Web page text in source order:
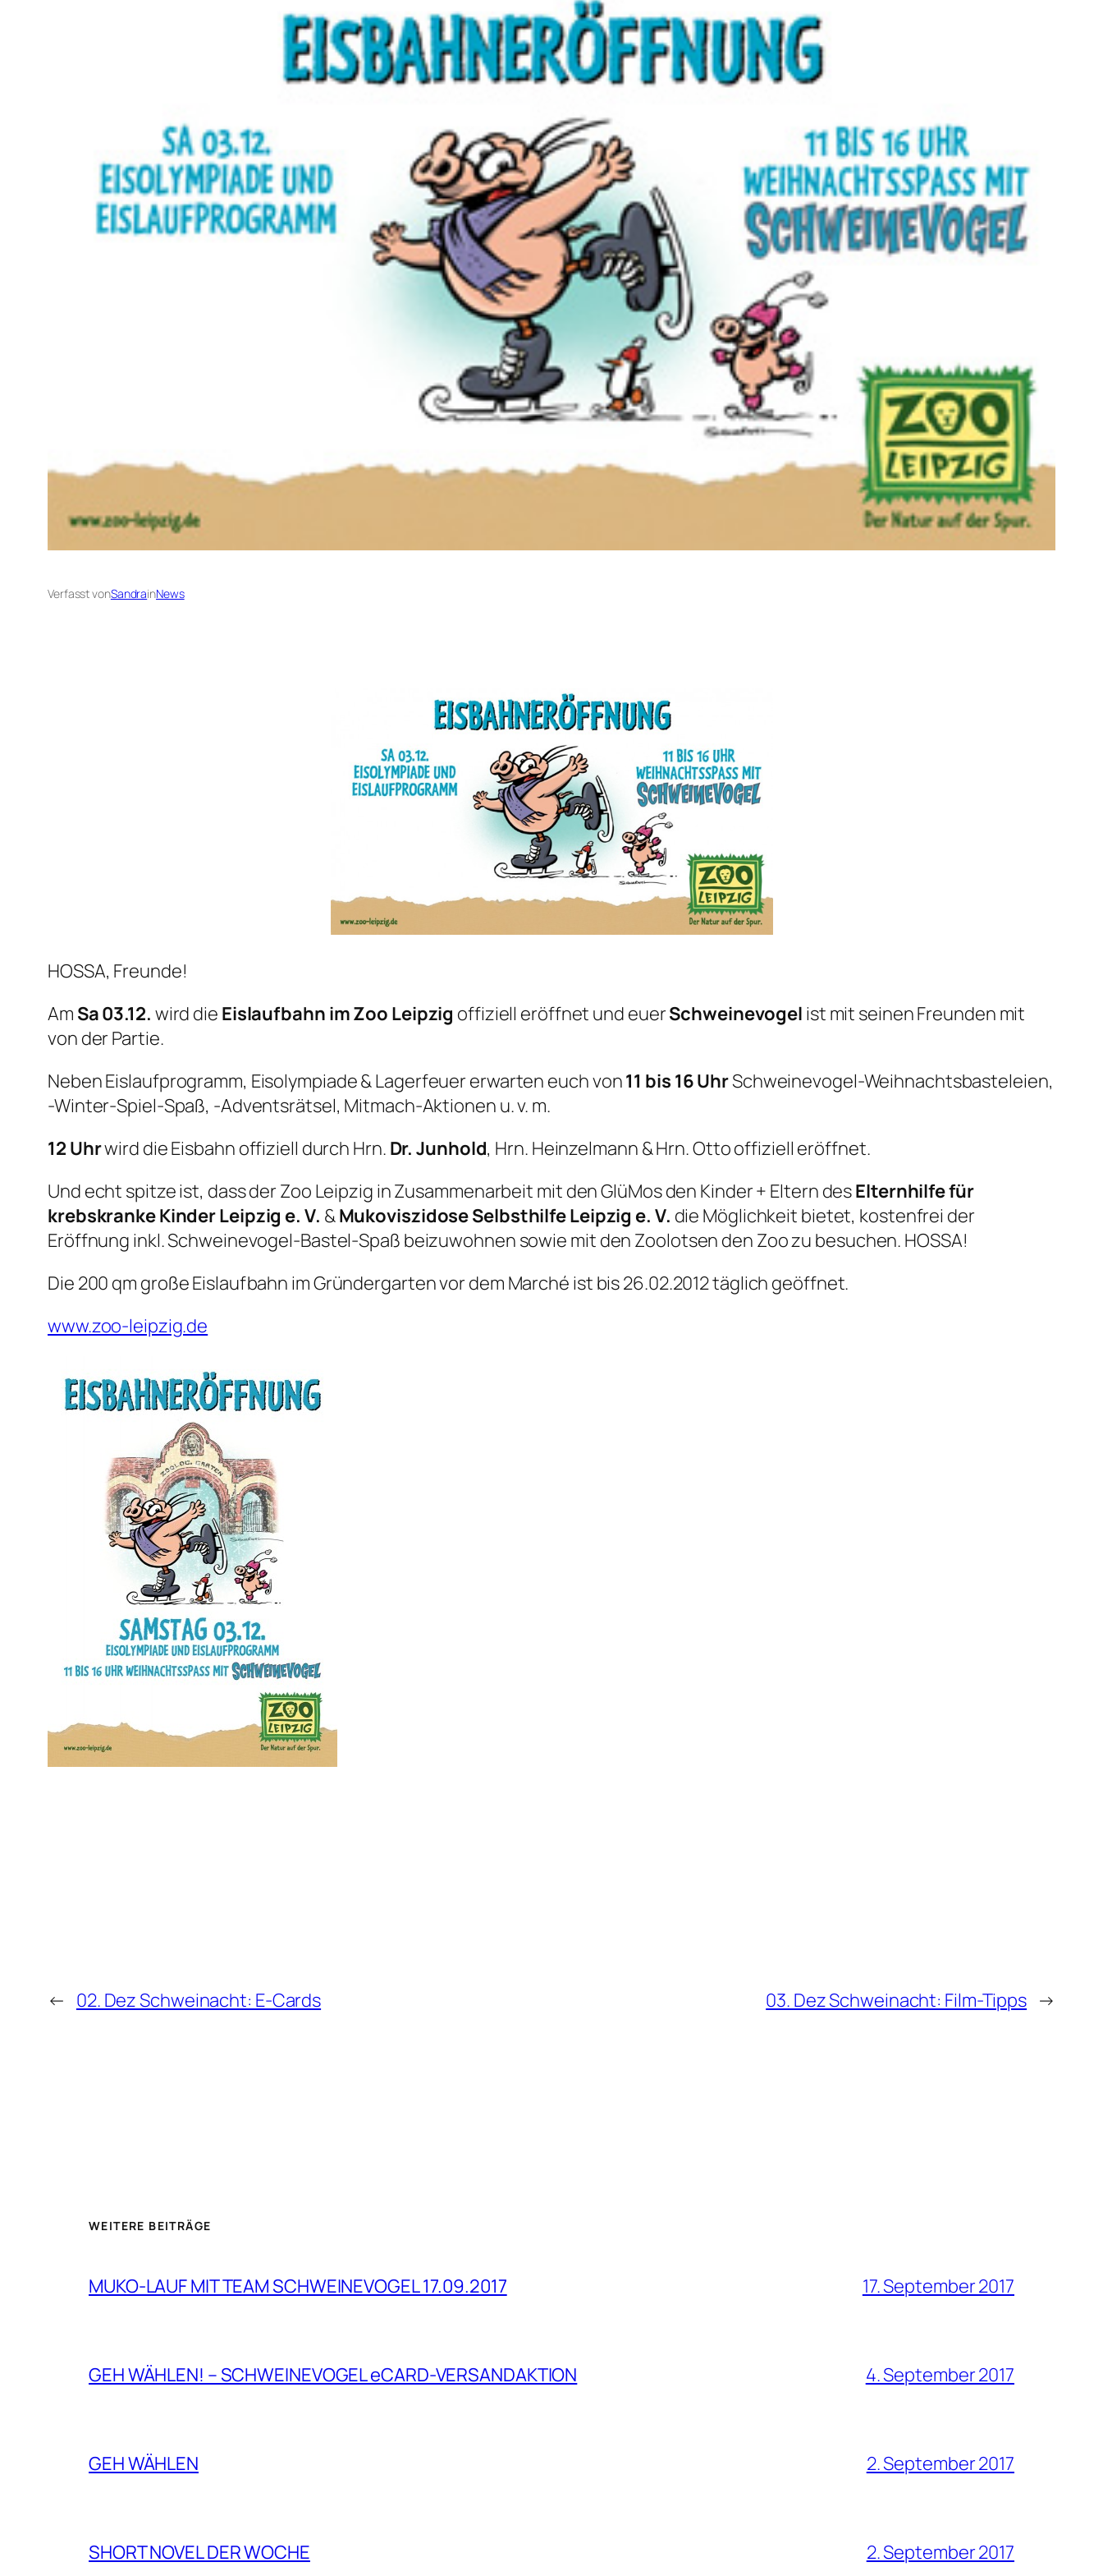
Verfasst vonSandrainNews
HOSSA, Freunde!
Am Sa 03.12. wird die Eislaufbahn im Zoo Leipzig offiziell eröffnet und euerSchweinevogel ist mit seinen Freunden mit
von der Partie.
Neben Eislaufprogramm, Eisolympiade & Lagerfeuer erwarten euch von11 bis 16 UhrSchweinevogel-Weihnachtsbasteleien,
-Winter-Spiel-Spaß, -Adventsrätsel, Mitmach-Aktionen u. v. m.
12 Uhrwird die Eisbahn offiziell durch Hrn. Dr. Junhold, Hrn. Heinzelmann & Hrn. Otto offiziell eröffnet.
Und echt spitze ist, dass der Zoo Leipzig in Zusammenarbeit mit den GlüMos den Kinder + Eltern desElternhilfe für
krebskranke Kinder Leipzig e. V. &Mukoviszidose Selbsthilfe Leipzig e. V. die Möglichkeit bietet, kostenfrei der
Eröffnung inkl. Schweinevogel-Bastel-Spaß beizuwohnen sowie mit den Zoolotsen den Zoo zu besuchen. HOSSA!
Die 200 qm große Eislaufbahn im Gründergarten vor dem Marché ist bis 26.02.2012 täglich geöffnet.
www.zoo-leipzig.de
← 02. Dez Schweinacht: E-Cards 03. Dez Schweinacht: Film-Tipps →
WEITERE BEITRÄGE
MUKO-LAUF MIT TEAM SCHWEINEVOGEL 17.09.2017 17. September 2017
GEH WÄHLEN! – SCHWEINEVOGEL eCARD-VERSANDAKTION 4. September 2017
GEH WÄHLEN 2. September 2017
SHORT NOVEL DER WOCHE 2. September 2017